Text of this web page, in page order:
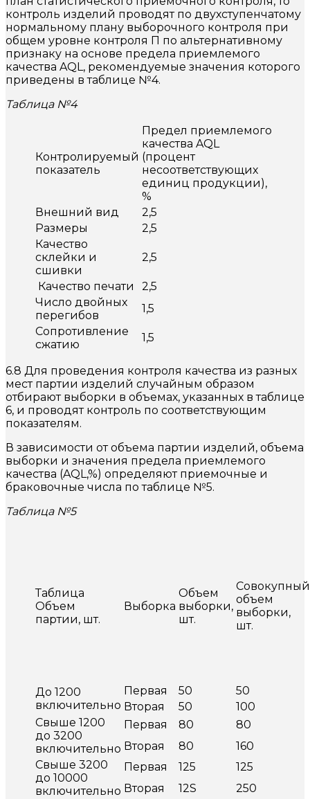
контроль изделий проводят по двухступенчатому
нормальному плану выборочного контроля при
общем уровне контроля П по альтернативному
признаку на основе предела приемлемого
качества AQL, рекомендуемые значения которого
приведены в таблице №4.
Таблица №4
Контролируемый
показатель
Предел приемлемого
качества AQL
(процент
несоответствующих
единиц продукции),
%
Внешний вид
2,5
Размеры
2,5
Качество
склейки и
сшивки
2,5
Качество печати
2,5
Число двойных
перегибов
1,5
Сопротивление
сжатию
1,5
6.8 Для проведения контроля качества из разных
мест партии изделий случайным образом
отбирают выборки в объемах, указанных в таблице
6, и проводят контроль по соответствующим
показателям.
В зависимости от объема партии изделий, объема
выборки и значения предела приемлемого
качества (AQL,%) определяют приемочные и
браковочные числа по таблице №5.
Таблица №5
Таблица
Объем
партии, шт.
Выборка
Объем
выборки,
шт.
Совокупный
объем
выборки,
шт.
До 1200
включительно
Первая 50
50
Вторая
50
100
Свыше 1200
до 3200
включительно
Первая 80
80
Вторая
80
160
Свыше 3200
до 10000
включительно
Первая 125
125
Вторая
12S
250